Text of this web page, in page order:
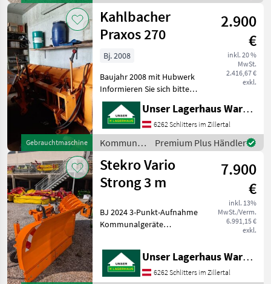
/ Sonstige
Gebrauchtmaschine
Kahlbacher
Praxos 270
2.900
€
inkl. 20 %
MwSt.
2.416,67 €
exkl.
Bj. 2008
Baujahr 2008 mit Hubwerk
Informieren Sie sich bitte
vor Fahrt-Antritt
telefonisch, ob die von
Ihnen angefragte Maschine
aktuell bei uns am Lager
steht. Wir inserier
Unser Lagerhaus Warenhandelsges.m.b.H.
6262 Schlitters im Zillertal
Kommunalgeräte
/
Kahlbacher
Premium Plus Händler
Stekro Vario
Strong 3 m
7.900
€
inkl. 13%
MwSt./Verm.
6.991,15 €
exkl.
BJ 2024 3-Punkt-Aufnahme
Kommunalgeräte
Unser Lagerhaus Warenhandelsges.m.b.H.
6262 Schlitters im Zillertal